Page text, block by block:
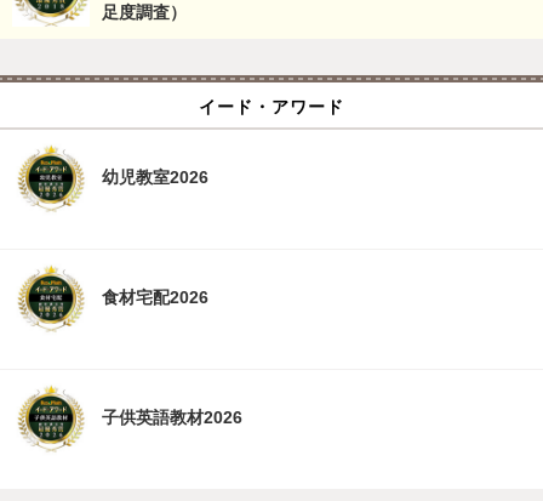
足度調査）
イード・アワード
幼児教室2026
食材宅配2026
子供英語教材2026